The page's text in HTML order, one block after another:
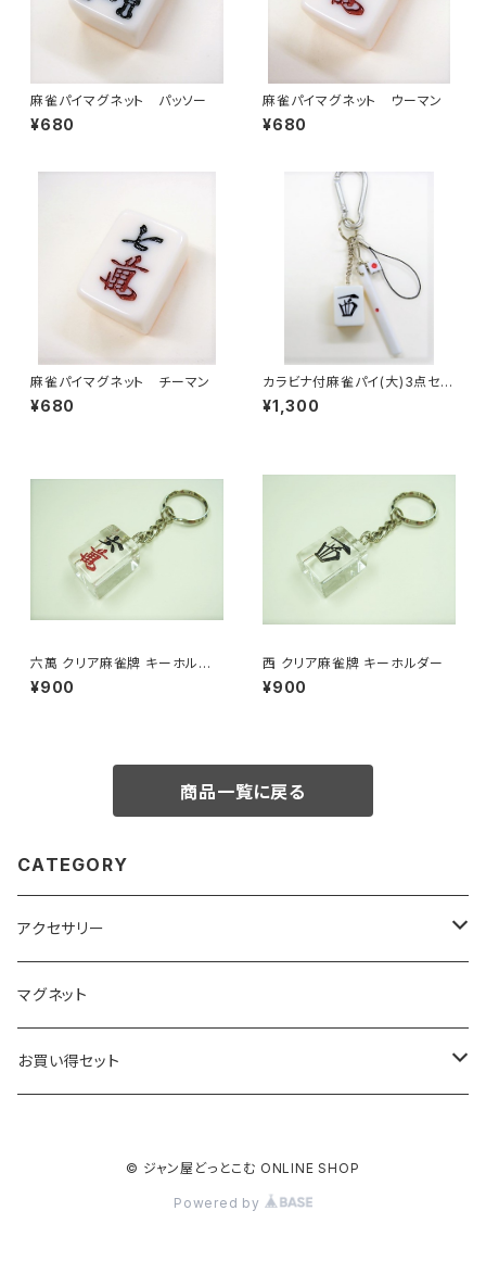
麻雀パイマグネット パッソー
¥680
麻雀パイマグネット ウーマン
¥680
麻雀パイマグネット チーマン
¥680
カラビナ付麻雀パイ(大)3点セッ
ト キーホルダー 【西】
¥1,300
六萬 クリア麻雀牌 キーホルダ
ー
¥900
西 クリア麻雀牌 キーホルダー
¥900
商品一覧に戻る
CATEGORY
アクセサリー
キーホルダー
ベーシック
ストラップ
マグネット
お買い得セット
© ジャン屋どっとこむ ONLINE SHOP
Powered by